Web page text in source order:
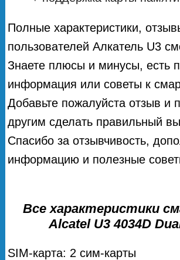
Полные характеристики,
пользователей Алкатель U3
Знаете плюсы и минусы, есть
информация или советы к
Добавьте пожалуйста отзыв и
другим сделать правильный
Спасибо за отзывчивость,
информацию и полезные
Все характеристики
Alcatel U3 4034D
SIM-карта: 2 сим-карты